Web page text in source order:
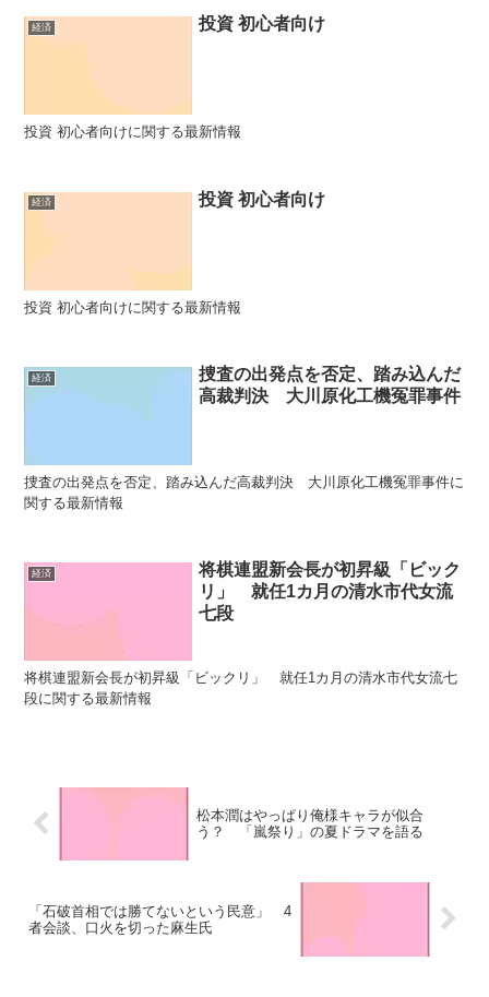
経済 投資 初心者向け
投資 初心者向けに関する最新情報
経済 投資 初心者向け
投資 初心者向けに関する最新情報
経済
捜査の出発点を否定、踏み込んだ
高裁判決 大川原化工機冤罪事件
捜査の出発点を否定、踏み込んだ高裁判決 大川原化工機冤罪事件に
関する最新情報
経済
将棋連盟新会長が初昇級「ビック
リ」 就任1カ月の清水市代女流
七段
将棋連盟新会長が初昇級「ビックリ」 就任1カ月の清水市代女流七
段に関する最新情報
松本潤はやっぱり俺様キャラが似合
う？ 「嵐祭り」の夏ドラマを語る
「石破首相では勝てないという民意」 4
者会談、口火を切った麻生氏